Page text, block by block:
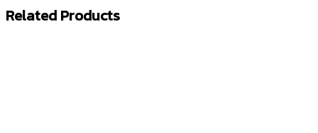
Related Products